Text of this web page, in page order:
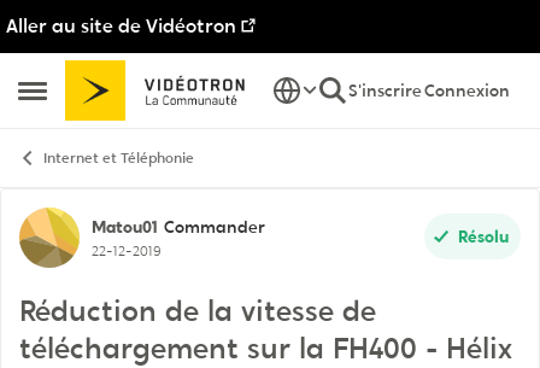
Aller au site de Vidéotron
Ouvrir Menu Latéral
Passer au contenu
S'inscrireConnexion
Internet et Téléphonie
Discussion de forum
Matou01 Commander
22-12-2019
Résolu
Réduction de la vitesse de
téléchargement sur la FH400 - Hélix